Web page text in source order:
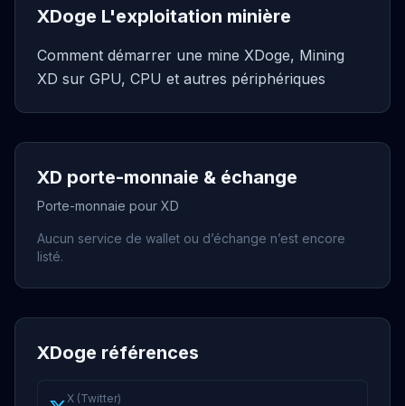
XDoge L'exploitation minière
Comment démarrer une mine XDoge, Mining
XD sur GPU, CPU et autres périphériques
XD porte-monnaie & échange
Porte-monnaie pour XD
Aucun service de wallet ou d’échange n’est encore
listé.
XDoge références
X (Twitter)